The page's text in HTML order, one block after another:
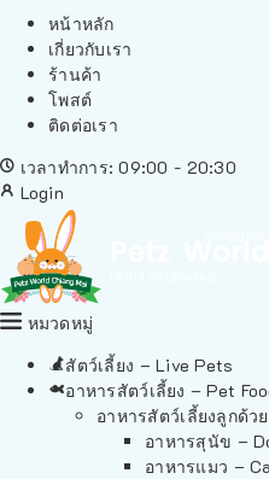
หน้าหลัก
เกี่ยวกับเรา
ร้านค้า
โพสต์
ติดต่อเรา
เวลาทำการ: 09:00 - 20:30
Login
หมวดหมู่
สัตว์เลี้ยง – Live Pets
อาหารสัตว์เลี้ยง – Pet
อาหารสัตว์เลี้ยงลูกด้ว
อาหารสุนัข –
อาหารแมว –